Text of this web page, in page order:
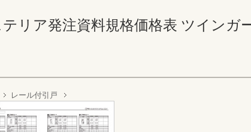
リア発注資料規格価格表 ツインガ
レール付引戸